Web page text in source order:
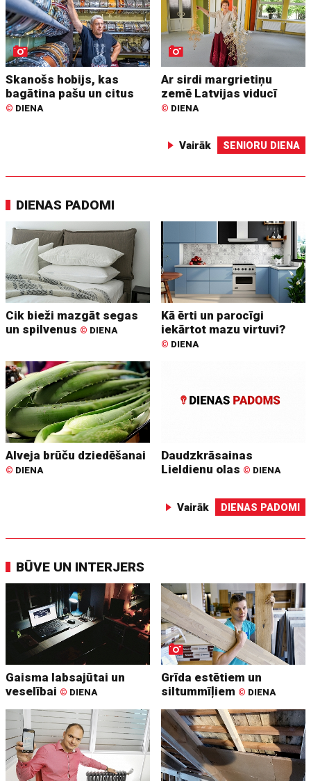
Skanošs hobijs, kas
bagātina pašu un citus
© DIENA
Ar sirdi margrietiņu
zemē Latvijas viducī
© DIENA
Vairāk SENIORU DIENA
DIENAS PADOMI
Cik bieži mazgāt segas
un spilvenus © DIENA
Kā ērti un parocīgi
iekārtot mazu virtuvi?
© DIENA
Alveja brūču dziedēšanai
© DIENA
Daudzkrāsainas
Lieldienu olas © DIENA
Vairāk DIENAS PADOMI
BŪVE UN INTERJERS
Gaisma labsajūtai un
veselībai © DIENA
Grīda estētiem un
siltummīļiem © DIENA